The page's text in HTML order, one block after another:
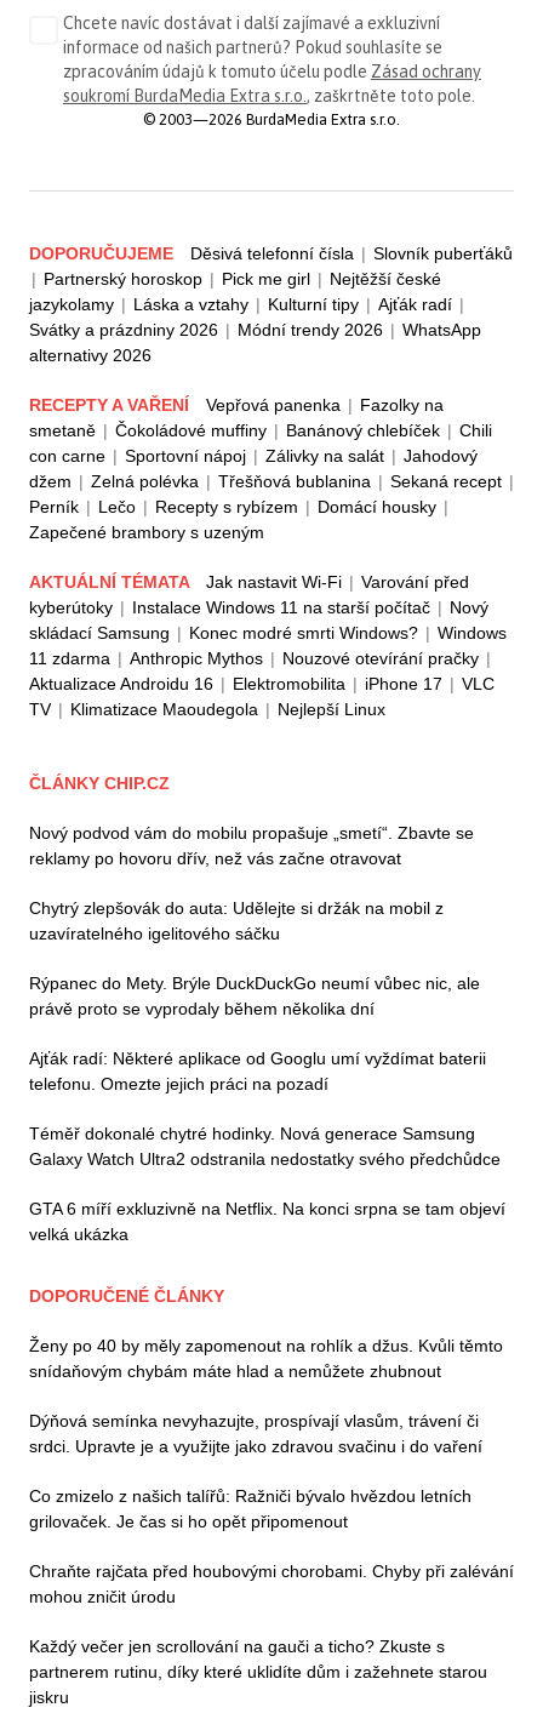
Chcete navíc dostávat i další zajímavé a exkluzivní
informace od našich partnerů? Pokud souhlasíte se
zpracováním údajů k tomuto účelu podle Zásad ochrany
soukromí BurdaMedia Extra s.r.o. , zaškrtněte toto pole.
© 2003—2026 BurdaMedia Extra s.r.o.
DOPORUČUJEME Děsivá telefonní čísla | Slovník puberťáků
| Partnerský horoskop | Pick me girl | Nejtěžší české
jazykolamy | Láska a vztahy | Kulturní tipy | Ajťák radí |
Svátky a prázdniny 2026 | Módní trendy 2026 | WhatsApp
alternativy 2026
RECEPTY A VAŘENÍ Vepřová panenka | Fazolky na
smetaně | Čokoládové muffiny | Banánový chlebíček | Chili
con carne | Sportovní nápoj | Zálivky na salát | Jahodový
džem | Zelná polévka | Třešňová bublanina | Sekaná recept |
Perník | Lečo | Recepty s rybízem | Domácí housky |
Zapečené brambory s uzeným
AKTUÁLNÍ TÉMATA Jak nastavit Wi-Fi | Varování před
kyberútoky | Instalace Windows 11 na starší počítač | Nový
skládací Samsung | Konec modré smrti Windows? | Windows
11 zdarma | Anthropic Mythos | Nouzové otevírání pračky |
Aktualizace Androidu 16 | Elektromobilita | iPhone 17 | VLC
TV | Klimatizace Maoudegola | Nejlepší Linux
ČLÁNKY CHIP.CZ
Nový podvod vám do mobilu propašuje „smetí“. Zbavte se
reklamy po hovoru dřív, než vás začne otravovat
Chytrý zlepšovák do auta: Udělejte si držák na mobil z
uzavíratelného igelitového sáčku
Rýpanec do Mety. Brýle DuckDuckGo neumí vůbec nic, ale
právě proto se vyprodaly během několika dní
Ajťák radí: Některé aplikace od Googlu umí vyždímat baterii
telefonu. Omezte jejich práci na pozadí
Téměř dokonalé chytré hodinky. Nová generace Samsung
Galaxy Watch Ultra2 odstranila nedostatky svého předchůdce
GTA 6 míří exkluzivně na Netflix. Na konci srpna se tam objeví
velká ukázka
DOPORUČENÉ ČLÁNKY
Ženy po 40 by měly zapomenout na rohlík a džus. Kvůli těmto
snídaňovým chybám máte hlad a nemůžete zhubnout
Dýňová semínka nevyhazujte, prospívají vlasům, trávení či
srdci. Upravte je a využijte jako zdravou svačinu i do vaření
Co zmizelo z našich talířů: Ražniči bývalo hvězdou letních
grilovaček. Je čas si ho opět připomenout
Chraňte rajčata před houbovými chorobami. Chyby při zalévání
mohou zničit úrodu
Každý večer jen scrollování na gauči a ticho? Zkuste s
partnerem rutinu, díky které uklidíte dům i zažehnete starou
jiskru